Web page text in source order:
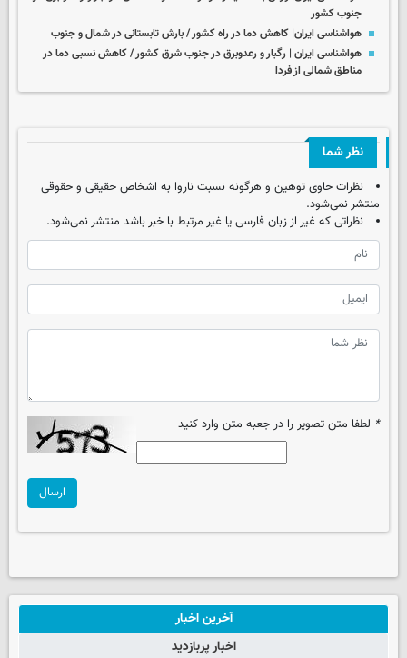
جنوب کشور
هواشناسی ایران| کاهش دما در راه کشور / بارش تابستانی در شمال و جنوب
هواشناسی ایران | رگبار و رعدوبرق در جنوب شرق کشور / کاهش نسبی دما در
مناطق شمالی از فردا
نظر شما
نظرات حاوی توهین و هرگونه نسبت ناروا به اشخاص حقیقی و حقوقی
منتشر نمی‌شود.
نظراتی که غیر از زبان فارسی یا غیر مرتبط با خبر باشد منتشر نمی‌شود.
* لطفا متن تصویر را در جعبه متن وارد کنید
ارسال
آخرین اخبار
اخبار پربازدید